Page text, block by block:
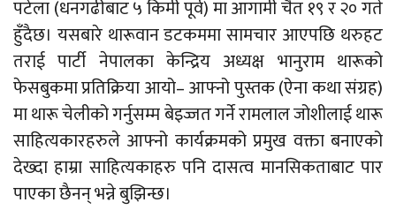
पटेला (धनगढीबाट ५ किमी पूर्व) मा आगामी चैत १९ र २० गते
हुँदैछ। यसबारे थारूवान डटकममा सामचार आएपछि थरुहट
तराई पार्टी नेपालका केन्द्रिय अध्यक्ष भानुराम थारूको
फेसबुकमा प्रतिक्रिया आयो– आफ्नो पुस्तक (ऐना कथा संग्रह)
मा थारू चेलीको गर्नुसम्म बेइज्जत गर्ने रामलाल जोशीलाई थारू
साहित्यकारहरुले आफ्नो कार्यक्रमको प्रमुख वक्ता बनाएको
देख्दा हाम्रा साहित्यकाहरु पनि दासत्व मानसिकताबाट पार
पाएका छैनन् भन्ने बुझिन्छ।